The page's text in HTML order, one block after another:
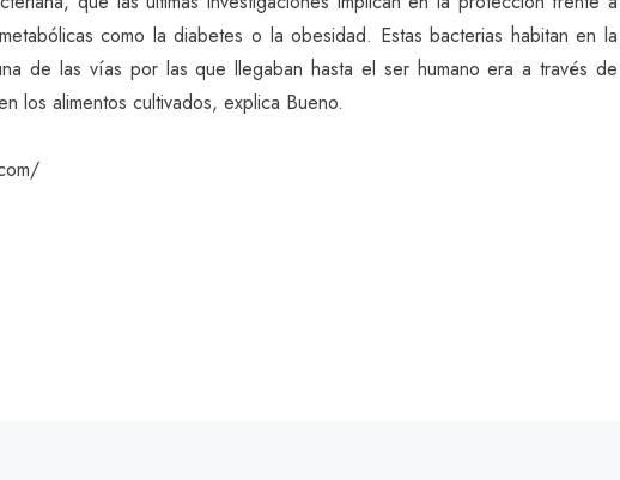
como la diabetes o la obesidad. Estas bacterias habitan en la
de las vías por las que llegaban hasta el ser humano era a través de
los alimentos cultivados, explica Bueno.